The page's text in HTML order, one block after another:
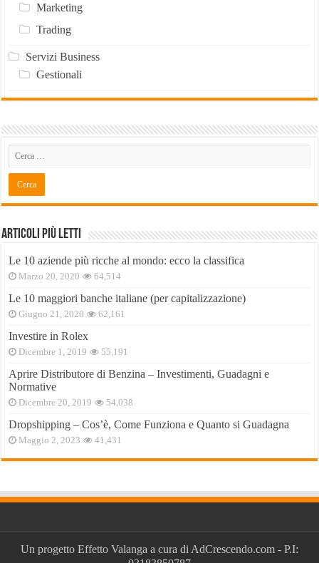
Marketing
Trading
Servizi Business
Gestionali
Articoli Più Letti
Le 10 aziende più ricche al mondo: ecco la classifica
Marzo 20, 2020 64,514
Le 10 maggiori banche italiane (per capitalizzazione)
Giugno 21, 2020 62,161
Investire in Rolex
Dicembre 1, 2019 55,191
Aprire Distributore di Benzina – Investimenti, Guadagni e
Normative
Dicembre 20, 2019 54,038
Dropshipping – Cos’è, Come Funziona e Quanto si Guadagna
Maggio 2, 2023 41,431
Un progetto Effetto Valanga a cura di AdCrescendo.com - P.I: